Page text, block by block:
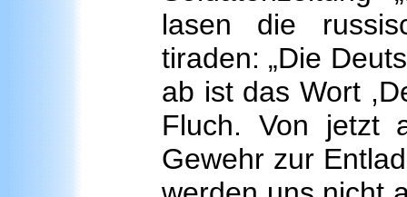
lasen die
tiraden: „Die
ab ist das Wort
Fluch. Von jetzt
Gewehr zur